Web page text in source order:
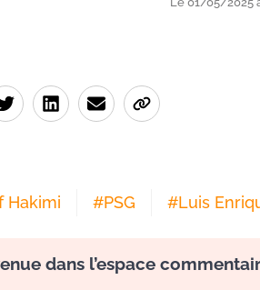
Hakimi #PSG #Luis
dans l’espace